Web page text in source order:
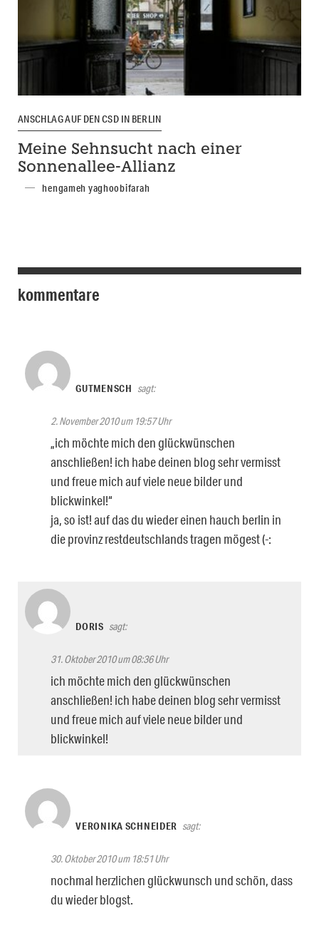
ANSCHLAG AUF DEN CSD IN BERLIN
Meine Sehnsucht nach einer
Sonnenallee-Allianz
hengameh yaghoobifarah
kommentare
GUTMENSCH sagt:
2. November 2010 um 19:57 Uhr
„ich möchte mich den glückwünschen
anschließen! ich habe deinen blog sehr vermisst
und freue mich auf viele neue bilder und
blickwinkel!“
ja, so ist! auf das du wieder einen hauch berlin in
die provinz restdeutschlands tragen mögest (-:
DORIS sagt:
31. Oktober 2010 um 08:36 Uhr
ich möchte mich den glückwünschen
anschließen! ich habe deinen blog sehr vermisst
und freue mich auf viele neue bilder und
blickwinkel!
VERONIKA SCHNEIDER sagt:
30. Oktober 2010 um 18:51 Uhr
nochmal herzlichen glückwunsch und schön, dass
du wieder blogst.